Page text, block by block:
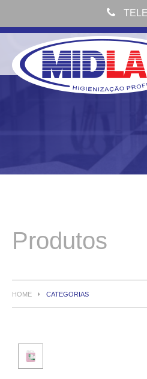
Produtos
HOME CATEGORIAS